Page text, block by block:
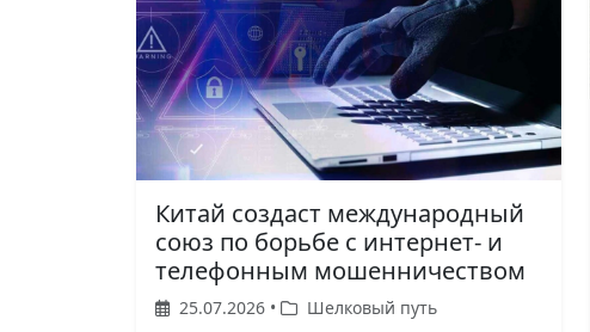
Китай создаст международный
союз по борьбе с интернет- и
телефонным мошенничеством
25.07.2026 • Шелковый путь